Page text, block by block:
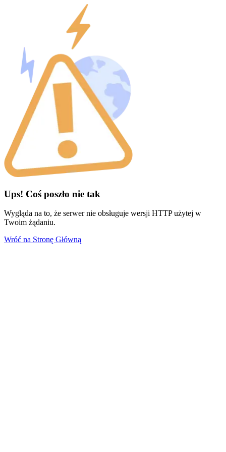
Ups! Coś poszło nie tak
Wygląda na to, że serwer nie obsługuje wersji HTTP użytej w
Twoim żądaniu.
Wróć na Stronę Główną